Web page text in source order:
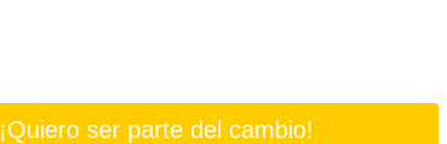
¡Quiero ser parte del cambio!